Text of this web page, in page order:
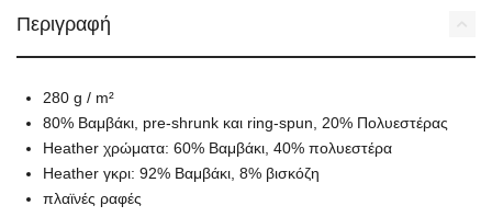
Περιγραφή
280 g / m²
80% Βαμβάκι, pre-shrunk και ring-spun, 20% Πολυεστέρας
Heather χρώματα: 60% Βαμβάκι, 40% πολυεστέρα
Heather γκρι: 92% Βαμβάκι, 8% βισκόζη
πλαϊνές ραφές